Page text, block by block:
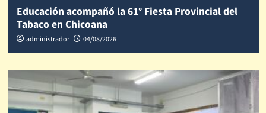
Educación acompañó la 61° Fiesta Provincial del
Tabaco en Chicoana
administrador 04/08/2026